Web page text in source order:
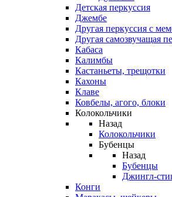
Детская перкуссия
Джембе
Другая перкуссия с
Другая самозвучащая
Кабаса
Калимбы
Кастаньеты, трещотки
Кахоны
Клаве
Ковбелы, агого, блоки
Колокольчики
Назад
Колокольчики
Бубенцы
Назад
Бубенцы
Джингл-
Конги